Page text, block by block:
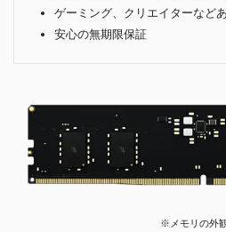
ゲーミング、クリエイターなど
安心の無期限保証
※メモリの外